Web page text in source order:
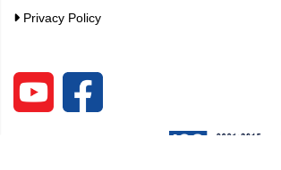
Privacy Policy